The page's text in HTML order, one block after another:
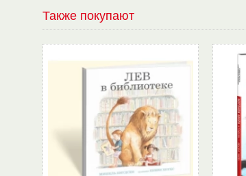
Также покупают